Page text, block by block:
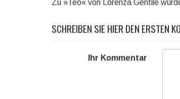
Zu »Teo« von Lorenza Gentile
SCHREIBEN SIE HIER DEN ERSTEN
Ihr Kommentar